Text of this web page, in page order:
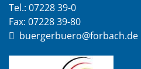
Tel.: 07228 39-0
Fax: 07228 39-80
buergerbuero@forbach.de